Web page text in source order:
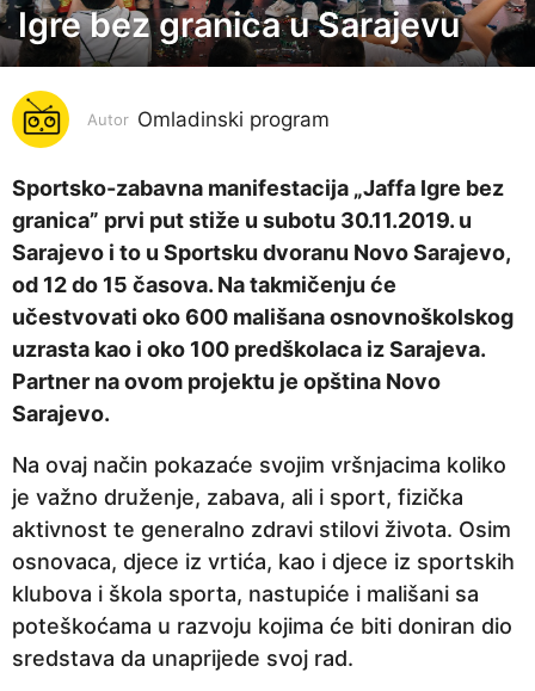
7
g
o
d
n
a
p
r
i
j
e
7
o
d
i
n
a
p
r
Igre bez granica u Sarajevu
Autor Omladinski program
Sportsko-zabavna manifestacija „Jaffa Igre bez
granica” prvi put stiže u subotu 30.11.2019. u
Sarajevo i to u Sportsku dvoranu Novo Sarajevo,
od 12 do 15 časova. Na takmičenju će
učestvovati oko 600 mališana osnovnoškolskog
uzrasta kao i oko 100 predškolaca iz Sarajeva.
Partner na ovom projektu je opština Novo
Sarajevo.
Na ovaj način pokazaće svojim vršnjacima koliko
je važno druženje, zabava, ali i sport, fizička
aktivnost te generalno zdravi stilovi života. Osim
osnovaca, djece iz vrtića, kao i djece iz sportskih
klubova i škola sporta, nastupiće i mališani sa
poteškoćama u razvoju kojima će biti doniran dio
sredstava da unaprijede svoj rad.